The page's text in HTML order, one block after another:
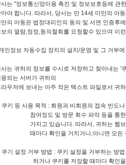
사는 "정보통신망이용 촉진 및 정보보호등에 관
아야 합니다. 따라서, 당사는 만 14세 미만의 아
만의 아동은 법정대리인의 동의 및 서면 인증후
보의 열람,정정,동의철회를 요청할수 있으며 이
인정보 자동수집 장치의 설치/운영 및 그 거부
사는 귀하의 정보를 수시로 저장하고 찾아내는 '
용되는 서버가 귀하의
라우저에 보내는 아주 작은 텍스트 파일로서 귀
쿠키 등 사용 목적 : 회원과 비회원의 접속 빈도
여정도 및 방문 회수 파악 등을 통한 타켓
지고 있습니다. 따라서, 귀하는 웹브라우
마다 확인을 거치거나,아니면 모든 쿠키
쿠기 설정 거부 방법 : 쿠키 설정을 거부하는 방
거나 쿠키를 저장할 때마다 확인을 거치